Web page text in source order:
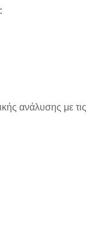
ανάλυσης με τις